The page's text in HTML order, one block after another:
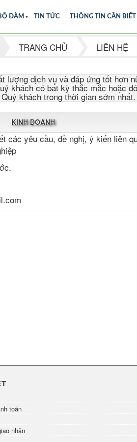
ĐÀM ▼ TIN TỨC THÔNG TIN CẦN BIẾT
TRANG CHỦ LIÊN HỆ
lượng dịch vụ và đáp ứng tốt hơn
khách có bất kỳ thắc mắc hoặc
khách trong thời gian sớm nhất.
KINH DOANH
các yêu cầu, đề nghị, ý kiến liên
toán
nhận